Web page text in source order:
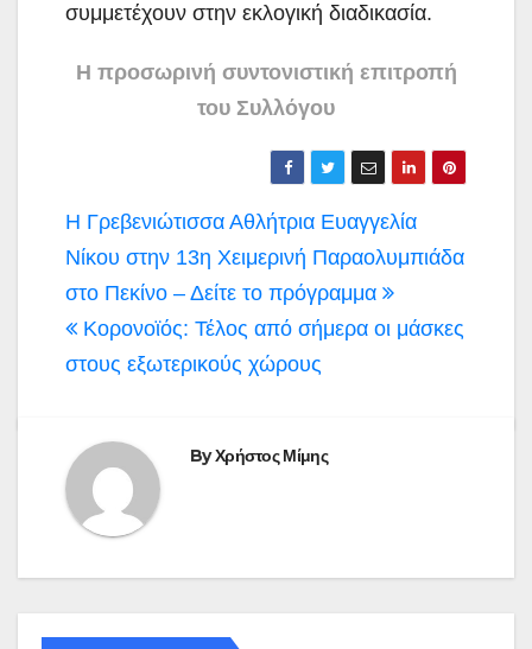
συμμετέχουν στην εκλογική διαδικασία.
Η προσωρινή συντονιστική επιτροπή
του Συλλόγου
Πλοήγηση
άρθρων
Η Γρεβενιώτισσα Αθλήτρια Ευαγγελία
Νίκου στην 13η Χειμερινή Παραολυμπιάδα
στο Πεκίνο – Δείτε το πρόγραμμα
Κορονοϊός: Τέλος από σήμερα οι μάσκες
στους εξωτερικούς χώρους
ByΧρήστος Μίμης